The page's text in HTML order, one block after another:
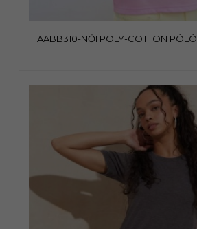
AABB310-NŐI POLY-COTTON PÓLÓ